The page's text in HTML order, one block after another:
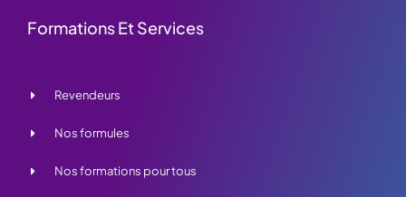
Formations Et Services
Revendeurs
Nos formules
Nos formations pour tous